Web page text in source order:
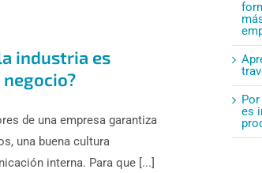
industria es
de una empresa garantiza
una buena cultura
interna. Para que [...]
es